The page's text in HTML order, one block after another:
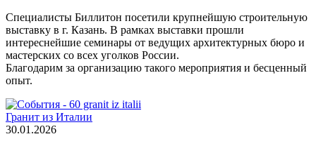
Специалисты Биллитон посетили крупнейшую строительную
выставку в г. Казань. В рамках выставки прошли
интереснейшие семинары от ведущих архитектурных бюро и
мастерских со всех уголков России.
Благодарим за организацию такого мероприятия и бесценный
опыт.
Гранит из Италии
30.01.2026